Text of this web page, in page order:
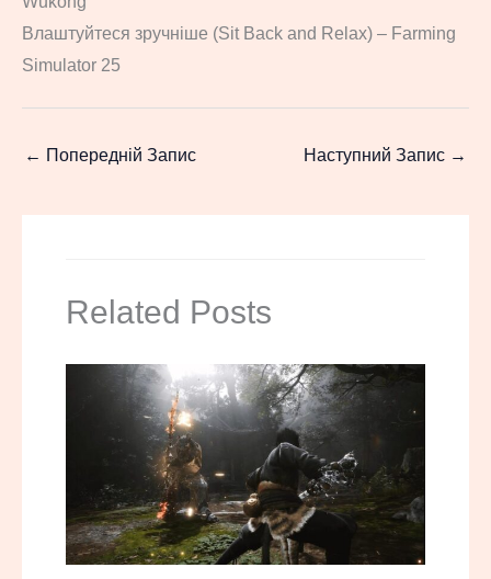
Влаштуйтеся зручніше (Sit Back and Relax) – Farming
Simulator 25
← Попередній Запис Наступний Запис →
Related Posts